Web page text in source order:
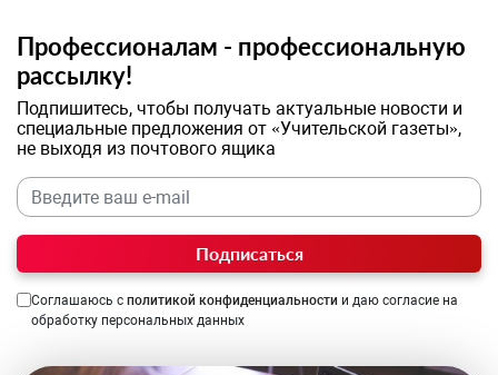
Профессионалам - профессиональную
рассылку!
Подпишитесь, чтобы получать актуальные новости и
специальные предложения от «Учительской газеты»,
не выходя из почтового ящика
Подписаться
Соглашаюсь с политикой конфиденциальности и даю согласие на
обработку персональных данных